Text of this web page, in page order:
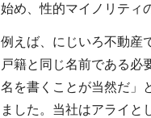
始め、性的マイノリティ
例えば、にじいろ不動産
戸籍と同じ名前である必
名を書くことが当然だ」
ました。当社はアライと